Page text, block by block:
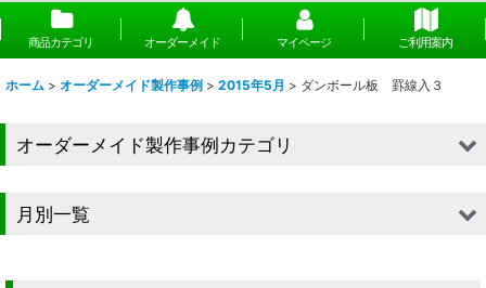
商品カテゴリ オーダーメイド マイページ ご利用案内
ホーム > オーダーメイド製作事例 > 2015年5月 > ダンボール板 罫線入３
オーダーメイド製作事例カテゴリ
■段ボール（箱以外）
月別一覧